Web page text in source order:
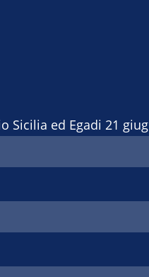
Sicilia ed Egadi 21 giug